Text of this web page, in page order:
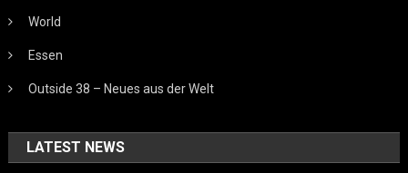
World
Essen
Outside 38 – Neues aus der Welt
LATEST NEWS